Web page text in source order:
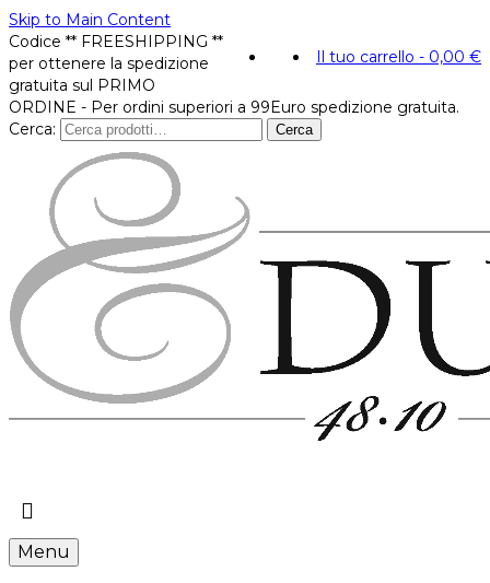
Skip to Main Content
Il tuo carrello - 0,00 €
Codice ** FREESHIPPING **
per ottenere la spedizione
gratuita sul PRIMO
ORDINE - Per ordini superiori a 99Euro spedizione gratuita.
Cerca:
Cerca
Menu